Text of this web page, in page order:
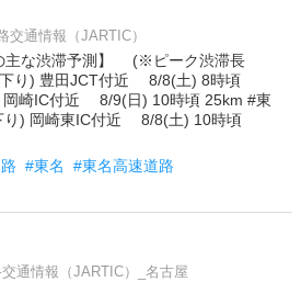
交通情報（JARTIC）
主な渋滞予測】 (※ピーク渋滞長
り) 豊田JCT付近 8/8(土) 8時頃
岡崎IC付近 8/9(日) 10時頃 25km #東
り) 岡崎東IC付近 8/8(土) 10時頃
#東名 #東名高速道路
交通情報（JARTIC）_名古屋